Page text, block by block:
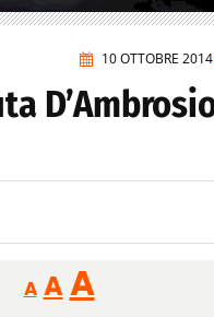
10 OTTOBRE 2014
A
Reducir
tamaño
A Restablecer
A